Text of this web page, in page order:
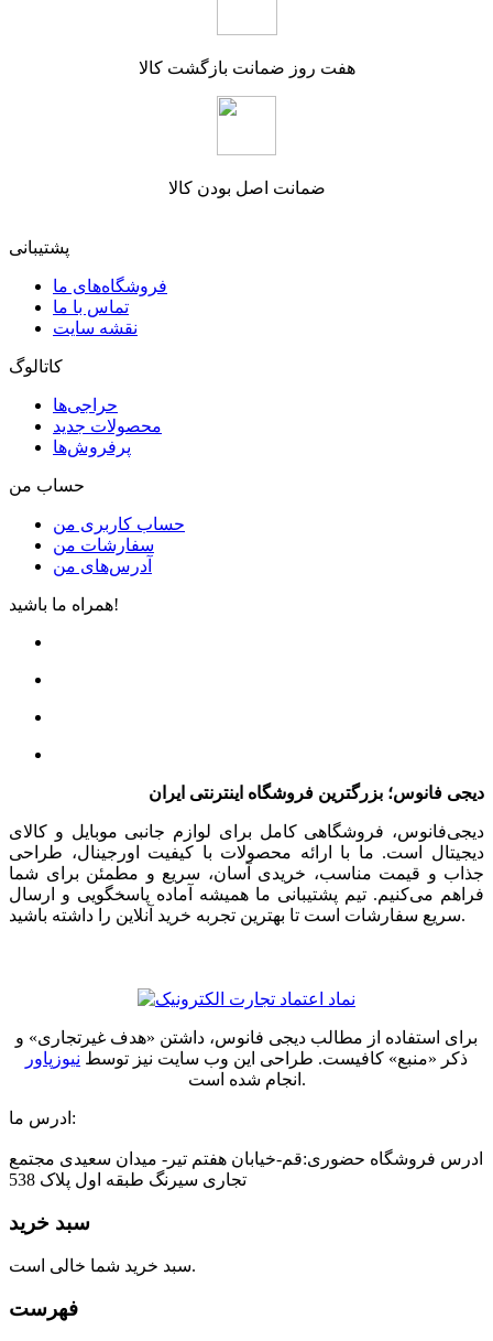
هفت روز ضمانت بازگشت کالا
ضمانت اصل بودن کالا
پشتیبانی
فروشگاه‌های ما
تماس با ما
نقشه سایت
کاتالوگ
حراجی‌ها
محصولات جدید
پرفروش‌ها
حساب من
حساب کاربری من
سفارشات من
آدرس‌های من
همراه ما باشید!
دیجی فانوس؛ بزرگترین فروشگاه اینترنتی ایران
دیجی‌فانوس، فروشگاهی کامل برای لوازم جانبی موبایل و کالای
دیجیتال است. ما با ارائه محصولات با کیفیت اورجینال، طراحی
جذاب و قیمت مناسب، خریدی آسان، سریع و مطمئن برای شما
فراهم می‌کنیم. تیم پشتیبانی ما همیشه آماده پاسخگویی و ارسال
سریع سفارشات است تا بهترین تجربه خرید آنلاین را داشته باشید.
برای استفاده از مطالب دیجی فانوس، داشتن «هدف غیرتجاری» و
ذکر «منبع» کافیست. طراحی این وب سایت نیز توسط نیوزپاور
انجام شده است.
ادرس ما:
ادرس فروشگاه حضوری:قم-خیابان هفتم تیر- میدان سعیدی مجتمع
تجاری سیرنگ طبقه اول پلاک 538
سبد خرید
سبد خرید شما خالی است.
فهرست